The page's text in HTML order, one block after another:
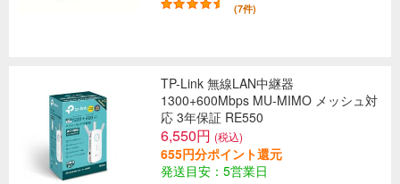
(7件)
TP-Link 無線LAN中継器
1300+600Mbps MU-MIMO メッシュ対
応 3年保証 RE550
6,550円 (税込)
655円分ポイント還元
発送目安：5営業日